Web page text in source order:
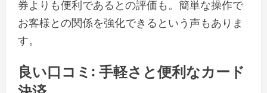
券よりも便利であるとの評価も。簡単な操作で
お客様との関係を強化できるという声もありま
す。
良い口コミ: 手軽さと便利なカード